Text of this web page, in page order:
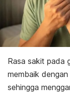
Rasa sakit pada
membaik
sehingga